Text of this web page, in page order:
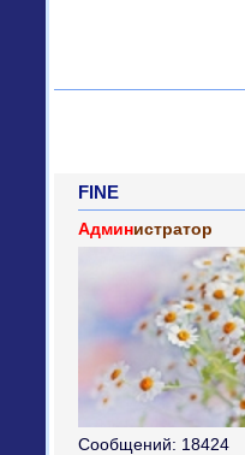
FINE
Администратор
Сообщений: 18424